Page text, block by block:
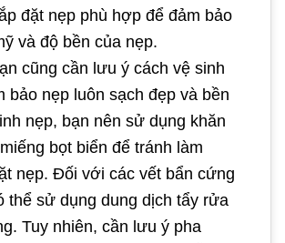
đặt nẹp phù hợp để đảm bảo
và độ bền của nẹp.
cũng cần lưu ý cách vệ sinh
bảo nẹp luôn sạch đẹp và bền
nẹp, bạn nên sử dụng khăn
bọt biển để tránh làm
nẹp. Đối với các vết bẩn cứng
thể sử dụng dung dịch tẩy rửa
Tuy nhiên, cần lưu ý pha